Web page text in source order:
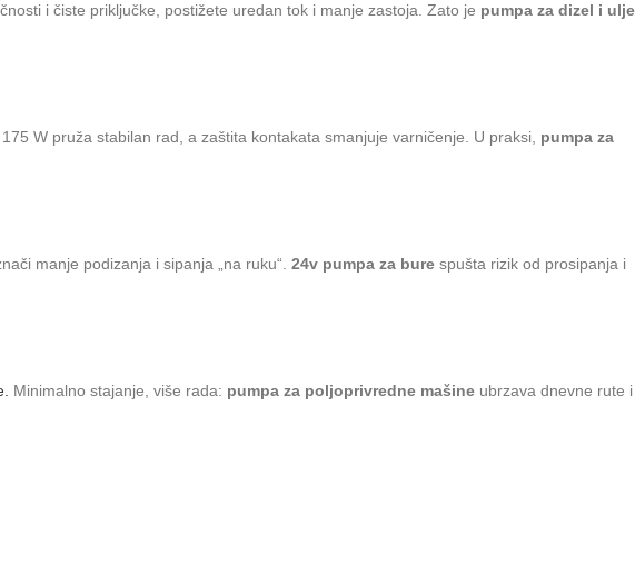
i čiste priključke, postižete uredan tok i manje zastoja. Zato je pumpa za dizel i ulje
W pruža stabilan rad, a zaštita kontakata smanjuje varničenje. U praksi, pumpa za
manje podizanja i sipanja „na ruku“. 24v pumpa za bure spušta rizik od prosipanja i
Minimalno stajanje, više rada: pumpa za poljoprivredne mašine ubrzava dnevne rute i